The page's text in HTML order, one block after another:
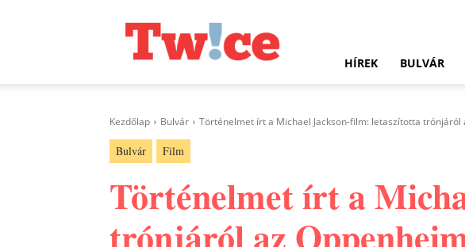
HÍREK BULVÁR
Kezdőlap Bulvár Történelmet írt a Michael Jackson-film: letaszította
Bulvár Film
Történelmet írt a
trónjáról az